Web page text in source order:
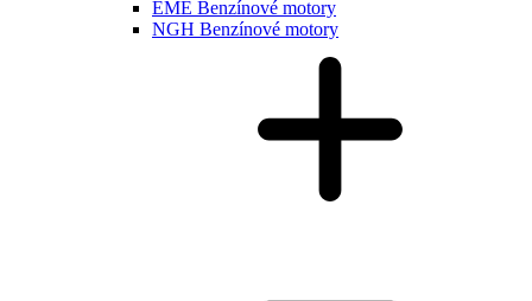
EME Benzínové motory
NGH Benzínové motory